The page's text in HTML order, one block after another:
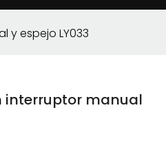
y espejo LY033
interruptor manual